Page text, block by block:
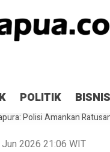
POLITIK BISNIS
TNI Polri Patroli 2×24 jam
SMPN 5 Sentani Terbakar
Polisi Amankan
Jun 2026 21:06 WIT